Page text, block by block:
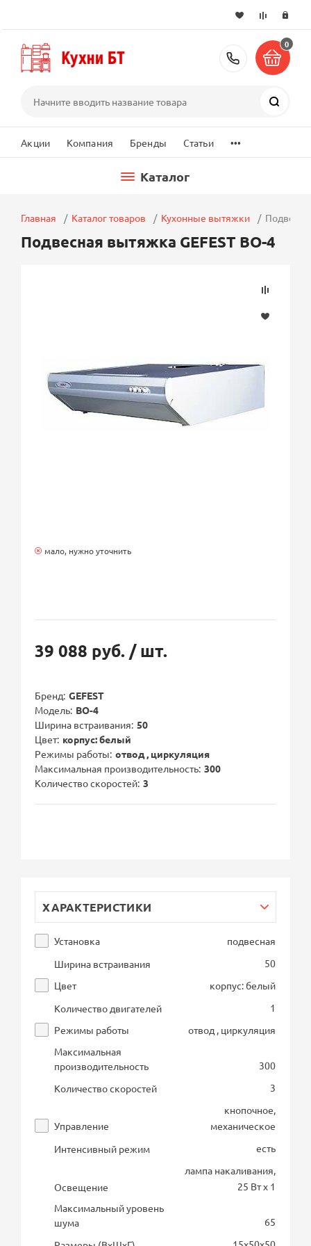
+7 (495)
0
Акции Компания Бренды Статьи ...
Каталог
Главная Каталог товаров Кухонные вытяжки
Подвесная вытяжка GEFEST ВО-4
мало, нужно уточнить
39 088 руб. / шт.
Бренд GEFEST
Модель ВО-4
Ширина встраивания 50
Цвет корпус: белый
Режимы работы отвод , циркуляция
Максимальная производительность 300
Количество скоростей 3
ХАРАКТЕРИСТИКИ
Установка
подвесная
Ширина встраивания
50
Цвет
корпус: белый
Количество двигателей
1
Режимы работы
отвод , циркуляция
Максимальная
производительность
300
Количество скоростей
3
Управление
кнопочное,
механическое
Интенсивный режим
есть
Освещение
лампа накаливания,
25 Вт х 1
Максимальный уровень
шума
65